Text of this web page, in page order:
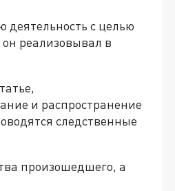
деятельность с целью
реализовывал в
и распространение
следственные
произошедшего, а